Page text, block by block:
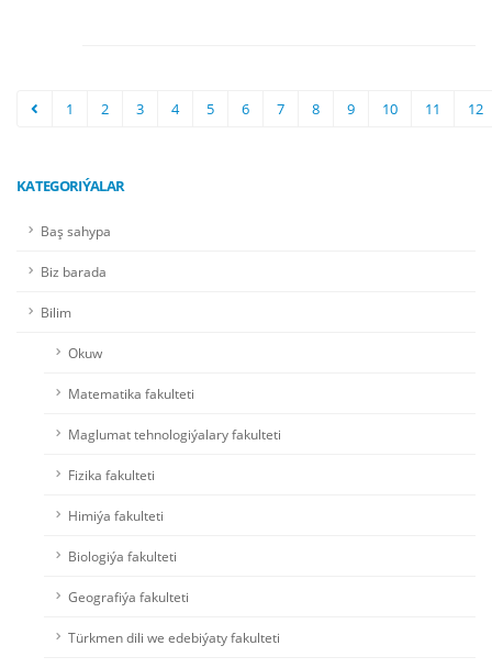
1 2 3 4 5 6 7 8 9 10 11 12
KATEGORIÝALAR
Baş sahypa
Biz barada
Bilim
Okuw
Matematika fakulteti
Maglumat tehnologiýalary fakulteti
Fizika fakulteti
Himiýa fakulteti
Biologiýa fakulteti
Geografiýa fakulteti
Türkmen dili we edebiýaty fakulteti